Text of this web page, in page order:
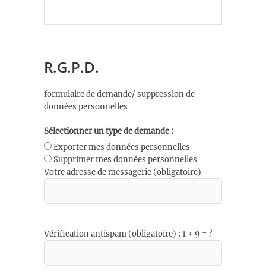
R.G.P.D.
formulaire de demande/ suppression de
données personnelles
Sélectionner un type de demande :
Exporter mes données personnelles
Supprimer mes données personnelles
Votre adresse de messagerie (obligatoire)
Vérification antispam (obligatoire) : 1 + 9 = ?